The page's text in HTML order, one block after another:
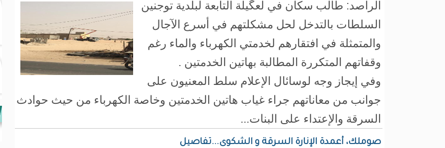
الراصد: طالب سكان في لعگيلة التابعة لبلدية توجنين
السلطات بالتدخل لحل مشكلتهم في أسرع الآجال
والمتمثلة في افتقارهم لخدمتي الكهرباء والماء رغم
وقفاتهم المتكررة المطالبة بهاتين الخدمتين .
وفي إيجاز وجه لوسائال الإعلام سلط المعنيون على
جوانب من معاناتهم جراء غياب هاتين الخدمتين وخاصة الكهرباء من حيث حوادث
السرقة والإعتداء على البنات...
صوملك، أعمدة الإنارة السرقة و الشكوى...تفاصيل